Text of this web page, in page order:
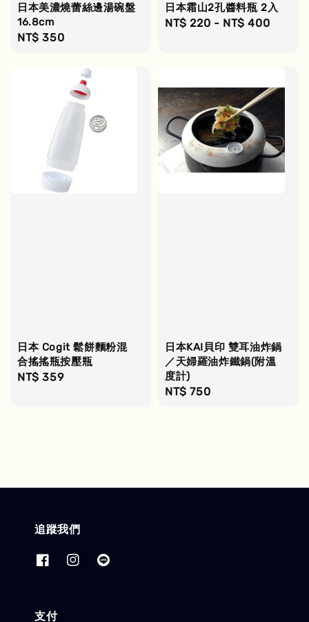
日本美濃燒蕾絲邊湯碗盤
16.8cm
Regular
NT$ 350
日本霜山2孔醬料瓶 2入
Regular
NT$ 220 - NT$ 400
日本 Cogit 鬆餅麵粉混
合搖搖瓶按壓瓶
Regular
NT$ 359
日本KAI貝印 雙耳油炸鍋
／天婦羅油炸鐵鍋(附溫
度計)
Regular
NT$ 750
追蹤我們
支付